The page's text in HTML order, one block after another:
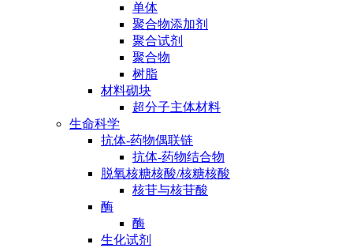
单体
聚合物添加剂
聚合试剂
聚合物
树脂
材料砌块
超分子主体材料
生命科学
抗体-药物偶联链
抗体-药物结合物
脱氧核糖核酸/核糖核酸
核苷与核苷酸
酶
酶
生化试剂